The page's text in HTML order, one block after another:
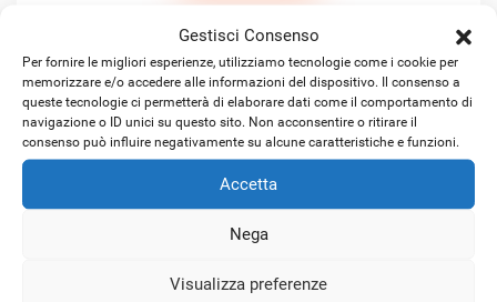
Gestisci Consenso
Per fornire le migliori esperienze, utilizziamo tecnologie come i cookie per
memorizzare e/o accedere alle informazioni del dispositivo. Il consenso a
queste tecnologie ci permetterà di elaborare dati come il comportamento di
navigazione o ID unici su questo sito. Non acconsentire o ritirare il
consenso può influire negativamente su alcune caratteristiche e funzioni.
Accetta
Nega
Visualizza preferenze
Satellitare KA-SAT ibrido